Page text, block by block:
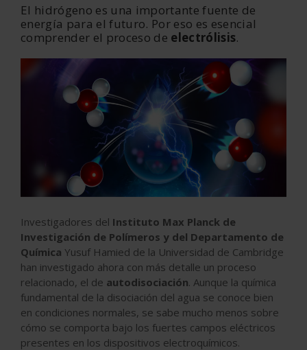
El hidrógeno es una importante fuente de
energía para el futuro. Por eso es esencial
comprender el proceso de electrólisis.
Investigadores del Instituto Max Planck de
Investigación de Polímeros y del Departamento de
Química Yusuf Hamied de la Universidad de Cambridge
han investigado ahora con más detalle un proceso
relacionado, el de autodisociación. Aunque la química
fundamental de la disociación del agua se conoce bien
en condiciones normales, se sabe mucho menos sobre
cómo se comporta bajo los fuertes campos eléctricos
presentes en los dispositivos electroquímicos.